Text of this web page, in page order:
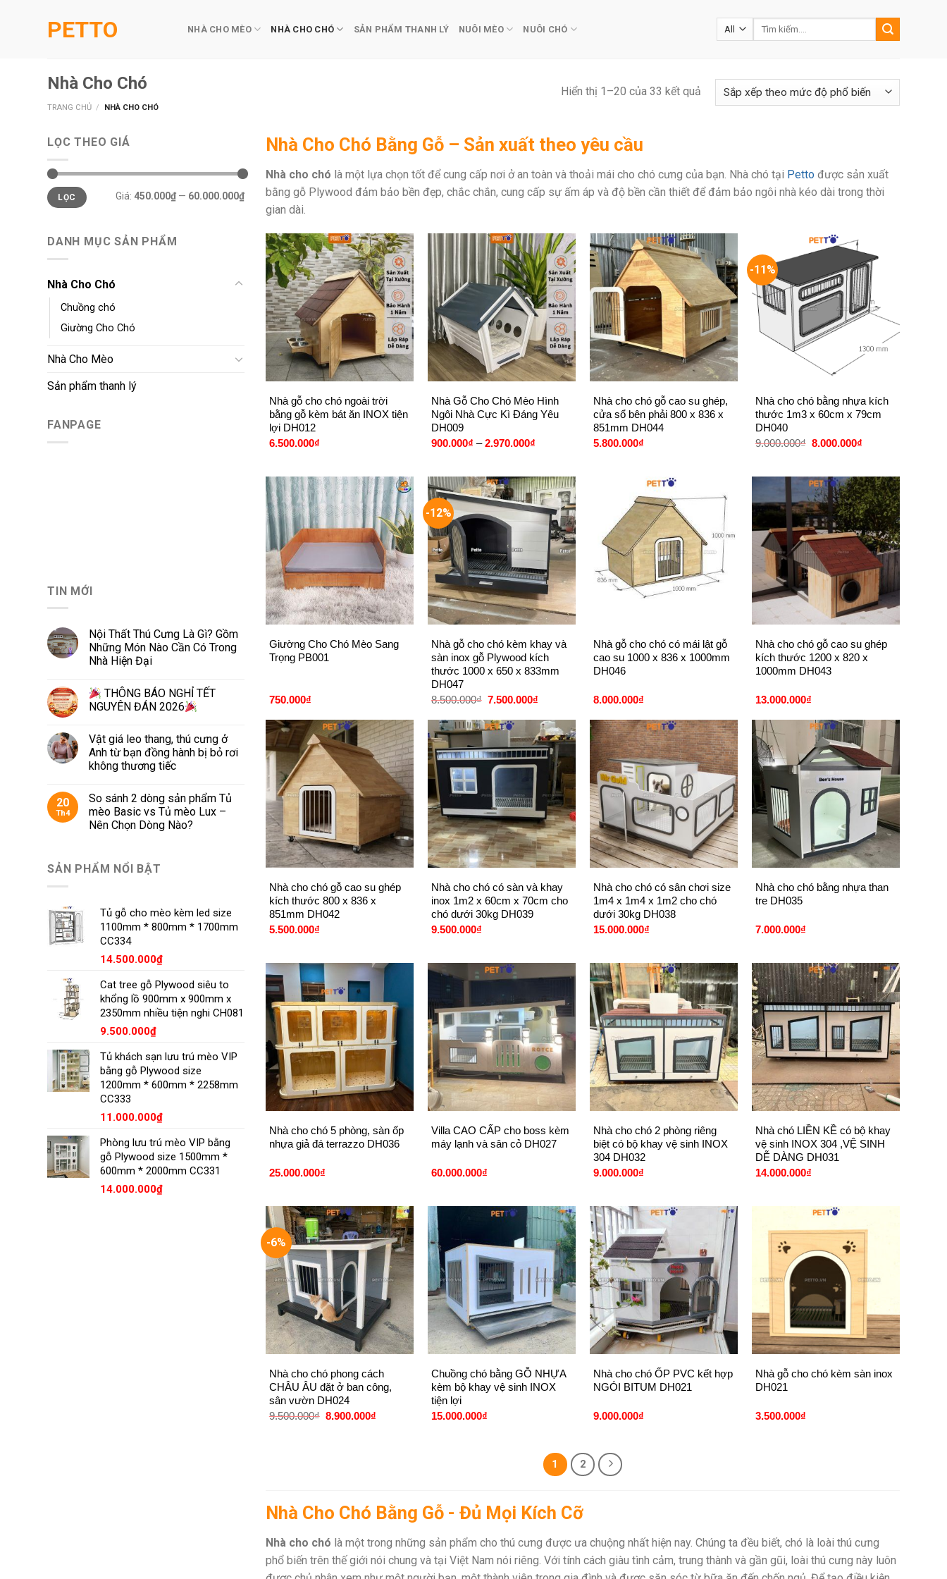
PETTO NHÀ CHO MÈO NHÀ CHO CHÓ SẢN PHẨM THANH LÝ NUÔI MÈO NUÔI CHÓ
Tìm
Nhà Cho Chó
TRANG CHỦ / NHÀ CHO CHÓ
Hiển thị 1–20 của 33 kết quả
LỌC THEO GIÁ
Giá
tối
thiểu
Giá
tối
đa
LỌC Giá: 450.000₫ — 60.000.000₫
DANH MỤC SẢN PHẨM
Nhà Cho Chó
Chuồng chó
Giường Cho Chó
Nhà Cho Mèo
Sản phẩm thanh lý
FANPAGE
TIN MỚI
Nội Thất Thú Cưng Là Gì? Gồm
Những Món Nào Cần Có Trong
Nhà Hiện Đại
THÔNG BÁO NGHỈ TẾT
NGUYÊN ĐÁN 2026
Vật giá leo thang, thú cưng ở
Anh từ bạn đồng hành bị bỏ rơi
không thương tiếc
20
Th4
So sánh 2 dòng sản phẩm Tủ
mèo Basic vs Tủ mèo Lux –
Nên Chọn Dòng Nào?
SẢN PHẨM NỔI BẬT
Tủ gỗ cho mèo kèm led size
1100mm * 800mm * 1700mm
CC334
14.500.000₫
Cat tree gỗ Plywood siêu to
khổng lồ 900mm x 900mm x
2350mm nhiều tiện nghi CH081
9.500.000₫
Tủ khách sạn lưu trú mèo VIP
bằng gỗ Plywood size
1200mm * 600mm * 2258mm
CC333
11.000.000₫
Phòng lưu trú mèo VIP bằng
gỗ Plywood size 1500mm *
600mm * 2000mm CC331
14.000.000₫
Nhà Cho Chó Bằng Gỗ – Sản xuất theo yêu cầu
Nhà cho chó là một lựa chọn tốt để cung cấp nơi ở an toàn và thoải mái cho chó cưng của bạn. Nhà chó tại Petto được sản xuất
bằng gỗ Plywood đảm bảo bền đẹp, chắc chắn, cung cấp sự ấm áp và độ bền cần thiết để đảm bảo ngôi nhà kéo dài trong thời
gian dài.
+
Nhà gỗ cho chó ngoài trời
bằng gỗ kèm bát ăn INOX tiện
lợi DH012
6.500.000₫
+
Nhà Gỗ Cho Chó Mèo Hình
Ngôi Nhà Cực Kì Đáng Yêu
DH009
900.000₫ – 2.970.000₫Khoảng
900.000₫
đến
2.970.000₫
+
Nhà cho chó gỗ cao su ghép,
cửa sổ bên phải 800 x 836 x
851mm DH044
5.800.000₫
-11%
Nhà cho chó bằng nhựa kích
thước 1m3 x 60cm x 79cm
DH040
9.000.000₫ Giá
9.000.000₫.
8.000.000₫
là:
8.000.000₫.
+
Giường Cho Chó Mèo Sang
Trọng PB001
750.000₫
-12%
+
Nhà gỗ cho chó kèm khay và
sàn inox gỗ Plywood kích
thước 1000 x 650 x 833mm
DH047
8.500.000₫ Giá
là:
8.500.000₫.
7.500.000₫
tại
là:
7.500.000₫.
Nhà gỗ cho chó có mái lật gỗ
cao su 1000 x 836 x 1000mm
DH046
8.000.000₫
+
Nhà cho chó gỗ cao su ghép
kích thước 1200 x 820 x
1000mm DH043
13.000.000₫
+
Nhà cho chó gỗ cao su ghép
kích thước 800 x 836 x
851mm DH042
5.500.000₫
+
Nhà cho chó có sàn và khay
inox 1m2 x 60cm x 70cm cho
chó dưới 30kg DH039
9.500.000₫
+
Nhà cho chó có sân chơi size
1m4 x 1m4 x 1m2 cho chó
dưới 30kg DH038
15.000.000₫
+
Nhà cho chó bằng nhựa than
tre DH035
7.000.000₫
+
Nhà cho chó 5 phòng, sàn ốp
nhựa giả đá terrazzo DH036
25.000.000₫
Villa CAO CẤP cho boss kèm
máy lạnh và sân cỏ DH027
60.000.000₫
+
Nhà cho chó 2 phòng riêng
biệt có bộ khay vệ sinh INOX
304 DH032
9.000.000₫
+
Nhà chó LIỀN KỀ có bộ khay
vệ sinh INOX 304 ,VỆ SINH
DỄ DÀNG DH031
14.000.000₫
-6%
+
Nhà cho chó phong cách
CHÂU ÂU đặt ở ban công,
sân vườn DH024
9.500.000₫ Giá
8.900.000₫
Chuồng chó bằng GỖ NHỰA
kèm bộ khay vệ sinh INOX
tiện lợi
15.000.000₫
+
Nhà cho chó ỐP PVC kết hợp
NGÓI BITUM DH021
9.000.000₫
Nhà gỗ cho chó kèm sàn inox
DH021
3.500.000₫
1 2
Nhà Cho Chó Bằng Gỗ - Đủ Mọi Kích Cỡ
Nhà cho chó là một trong những sản phẩm cho thú cưng được ưa chuộng nhất hiện nay. Chúng ta đều biết, chó là loài thú cưng
phổ biến trên thế giới nói chung và tại Việt Nam nói riêng. Với tính cách giàu tình cảm, trung thành và gần gũi, loài thú cưng này luôn